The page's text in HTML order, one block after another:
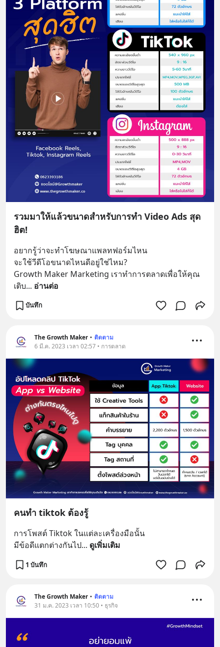
รวมมาให้แล้วขนาดสำหรับการทำ Video Ads สุด
ฮิต!
อยากรู้ว่าจะทำโฆษณาแพลทฟอร์มไหน
จะใช้วีดีโอขนาดไหนดีอยู่ใช่ไหม?
Growth Maker Marketing เราทำการตลาดเพื่อให้คุณ
เติบ... อ่านต่อ
บันทึก
The Growth Maker • ติดตาม
6 มี.ค. 2023 เวลา 02:57 • การตลาด
คนทำ tiktok ต้องรู้
การโพสต์ Tiktok ในแต่ละเครื่องมือนั้น
มีข้อดีแตกต่างกันไป... ดูเพิ่มเติม
1 บันทึก
The Growth Maker • ติดตาม
31 ม.ค. 2023 เวลา 10:50 • ธุรกิจ